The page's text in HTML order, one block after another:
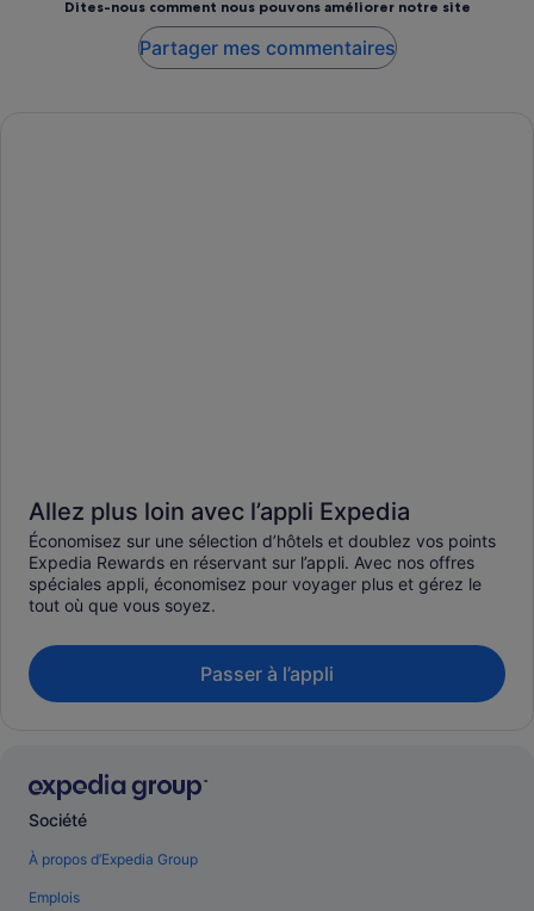
Dites-nous comment nous pouvons améliorer notre site
Partager mes commentaires
Allez plus loin avec l’appli Expedia
Économisez sur une sélection d’hôtels et doublez vos points
Expedia Rewards en réservant sur l’appli. Avec nos offres
spéciales appli, économisez pour voyager plus et gérez le
tout où que vous soyez.
Passer à l’appli
Société
À propos d’Expedia Group
Emplois